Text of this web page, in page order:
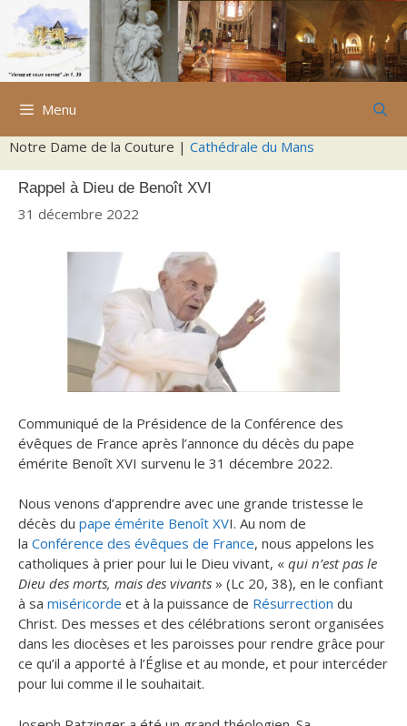
Aller
contenu
Menu
Notre Dame de la Couture | Cathédrale du Mans
Rappel à Dieu de Benoît XVI
31 décembre 2022
Communiqué de la Présidence de la Conférence des
évêques de France après l’annonce du décès du pape
émérite Benoît XVI survenu le 31 décembre 2022.
Nous venons d’apprendre avec une grande tristesse le
décès du pape émérite Benoît XVI. Au nom de
la Conférence des évêques de France, nous appelons les
catholiques à prier pour lui le Dieu vivant, « qui n’est pas le
Dieu des morts, mais des vivants » (Lc 20, 38), en le confiant
à sa miséricorde et à la puissance de Résurrection du
Christ. Des messes et des célébrations seront organisées
dans les diocèses et les paroisses pour rendre grâce pour
ce qu’il a apporté à l’Église et au monde, et pour intercéder
pour lui comme il le souhaitait.